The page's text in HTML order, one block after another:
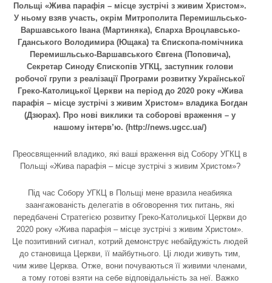
Польщі «Жива парафія – місце зустрічі з живим Христом».
У ньому взяв участь, окрім Митрополита Перемишльсько-
Варшавського Івана (Мартиняка), Єпарха Вроцлавсько-
Гданського Володимира (Ющака) та Єпископа-помічника
Перемишльсько-Варшавського Євгена (Поповича),
Секретар Синоду Єпископів УГКЦ, заступник голови
робочої групи з реалізації Програми розвитку Української
Греко-Католицької Церкви на період до 2020 року «Жива
парафія – місце зустрічі з живим Христом» владика Богдан
(Дзюрах). Про нові виклики та соборові враження – у
нашому інтерв’ю. (http://news.ugcc.ua/)
Преосвященний владико, які ваші враження від Собору УГКЦ в
Польщі «Жива парафія – місце зустрічі з живим Христом»?
Під час Собору УГКЦ в Польщі мене вразила неабияка
заангажованість делегатів в обговорення тих питань, які
передбачені Стратегією розвитку Греко-Католицької Церкви до
2020 року «Жива парафія – місце зустрічі з живим Христом».
Це позитивний сигнал, котрий демонструє небайдужість людей
до становища Церкви, її майбутнього. Ці люди живуть тим,
чим живе Церква. Отже, вони почуваються її живими членами,
а тому готові взяти на себе відповідальність за неї. Важко